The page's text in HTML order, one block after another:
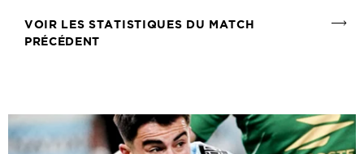
VOIR LES STATISTIQUES DU MATCH
PRÉCÉDENT